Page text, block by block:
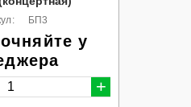
БП3
у
+